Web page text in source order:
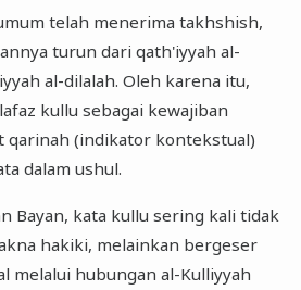
telah menerima takhshish,
turun dari qath'iyyah al-
al-dilalah. Oleh karena itu,
kullu sebagai kewajiban
qarinah (indikator kontekstual)
dalam ushul.
Bayan, kata kullu sering kali tidak
hakiki, melainkan bergeser
melalui hubungan al-Kulliyyah